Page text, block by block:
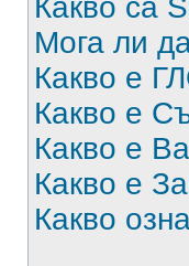
Какво са
Мога ли
Какво е
Какво е
Какво е
Какво е
Какво